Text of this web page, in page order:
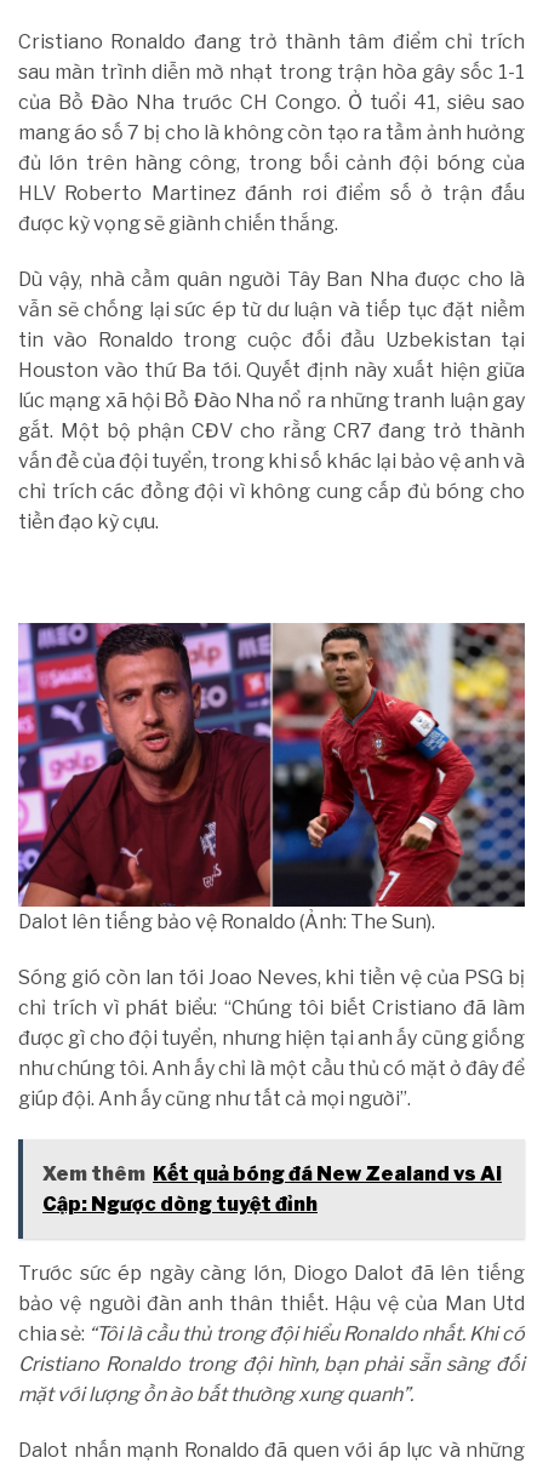
Cristiano Ronaldo đang trở thành tâm điểm chỉ trích
sau màn trình diễn mờ nhạt trong trận hòa gây sốc 1-1
của Bồ Đào Nha trước CH Congo. Ở tuổi 41, siêu sao
mang áo số 7 bị cho là không còn tạo ra tầm ảnh hưởng
đủ lớn trên hàng công, trong bối cảnh đội bóng của
HLV Roberto Martinez đánh rơi điểm số ở trận đấu
được kỳ vọng sẽ giành chiến thắng.
Dù vậy, nhà cầm quân người Tây Ban Nha được cho là
vẫn sẽ chống lại sức ép từ dư luận và tiếp tục đặt niềm
tin vào Ronaldo trong cuộc đối đầu Uzbekistan tại
Houston vào thứ Ba tới. Quyết định này xuất hiện giữa
lúc mạng xã hội Bồ Đào Nha nổ ra những tranh luận gay
gắt. Một bộ phận CĐV cho rằng CR7 đang trở thành
vấn đề của đội tuyển, trong khi số khác lại bảo vệ anh và
chỉ trích các đồng đội vì không cung cấp đủ bóng cho
tiền đạo kỳ cựu.
Dalot lên tiếng bảo vệ Ronaldo (Ảnh: The Sun).
Sóng gió còn lan tới Joao Neves, khi tiền vệ của PSG bị
chỉ trích vì phát biểu: “Chúng tôi biết Cristiano đã làm
được gì cho đội tuyển, nhưng hiện tại anh ấy cũng giống
như chúng tôi. Anh ấy chỉ là một cầu thủ có mặt ở đây để
giúp đội. Anh ấy cũng như tất cả mọi người”.
Xem thêm Kết quả bóng đá New Zealand vs Ai
Cập: Ngược dòng tuyệt đỉnh
Trước sức ép ngày càng lớn, Diogo Dalot đã lên tiếng
bảo vệ người đàn anh thân thiết. Hậu vệ của Man Utd
chia sẻ: “Tôi là cầu thủ trong đội hiểu Ronaldo nhất. Khi có
Cristiano Ronaldo trong đội hình, bạn phải sẵn sàng đối
mặt với lượng ồn ào bất thường xung quanh”.
Dalot nhấn mạnh Ronaldo đã quen với áp lực và những